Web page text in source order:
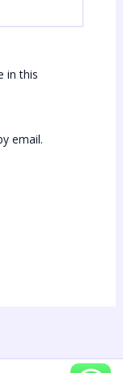
in this
email.